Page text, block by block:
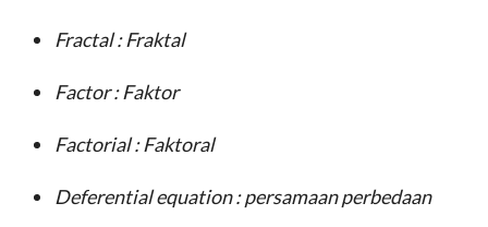
Fractal: Fraktal
Factor: Faktor
Factorial: Faktoral
Deferential equation: persamaan perbedaan